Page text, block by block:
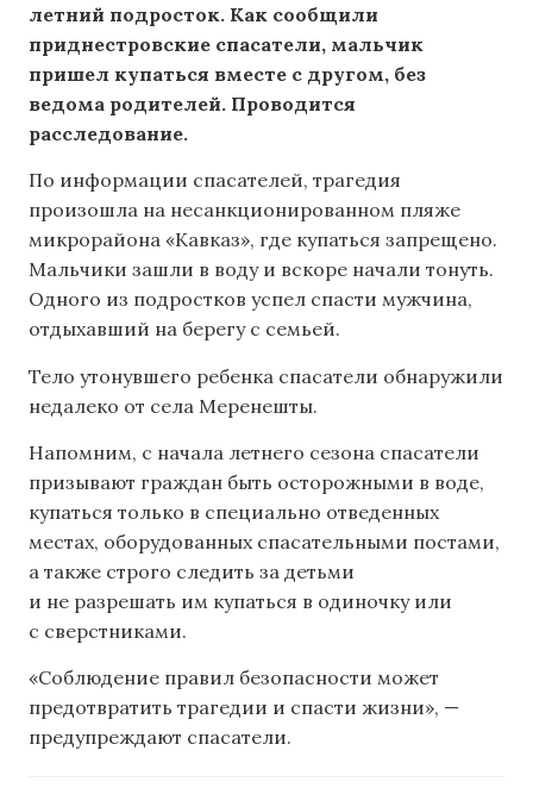
летний подросток. Как сообщили
приднестровские спасатели, мальчик
пришел купаться вместе с другом, без
ведома родителей. Проводится
расследование.
По информации спасателей, трагедия
произошла на несанкционированном пляже
микрорайона «Кавказ», где купаться запрещено.
Мальчики зашли в воду и вскоре начали тонуть.
Одного из подростков успел спасти мужчина,
отдыхавший на берегу с семьей.
Тело утонувшего ребенка спасатели обнаружили
недалеко от села Меренешты.
Напомним, с начала летнего сезона спасатели
призывают граждан быть осторожными в воде,
купаться только в специально отведенных
местах, оборудованных спасательными постами,
а также строго следить за детьми
и не разрешать им купаться в одиночку или
с сверстниками.
«Соблюдение правил безопасности может
предотвратить трагедии и спасти жизни», —
предупреждают спасатели.